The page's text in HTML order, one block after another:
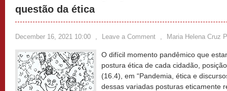
questão da ética
December 16, 2021 10:00 , Leave a Comment , Maria Helena Cruz
O difícil momento pandêmico que
postura ética de cada cidadão,
(16.4), em “Pandemia, ética e
dessas variadas posturas eticamente